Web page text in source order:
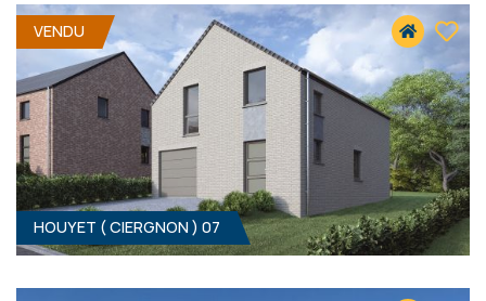
5560 CIERGNON
309 000 € HF*
HOUYET ( CIERGNON ) 07
VENDU